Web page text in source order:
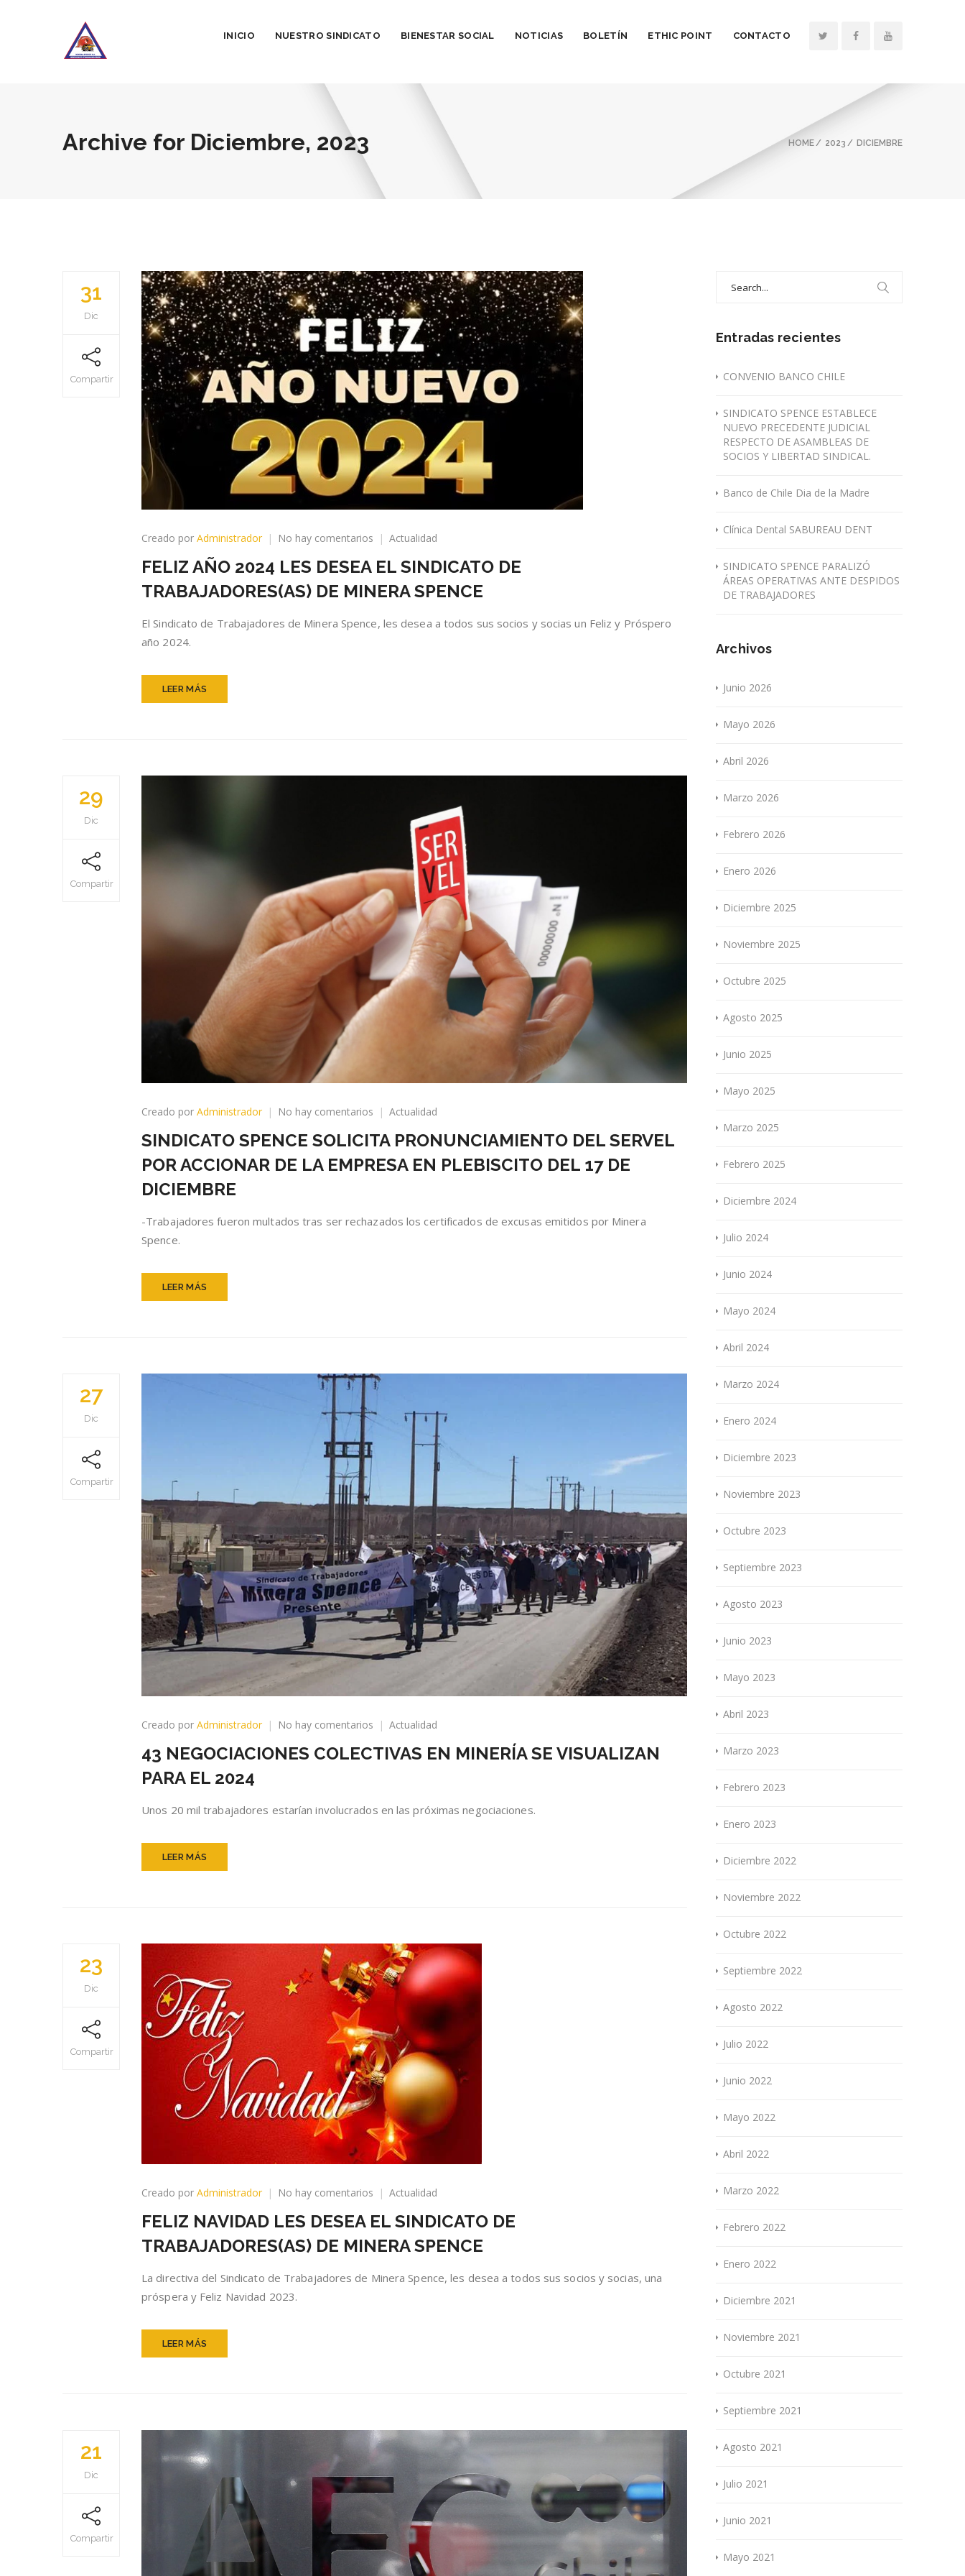
INICIO NUESTRO SINDICATO BIENESTAR SOCIAL NOTICIAS BOLETÍN ETHIC POINT CONTACTO
Archive for Diciembre, 2023 HOME 2023 DICIEMBRE
31
Dic
Compartir
Creado por Administrador No hay comentarios
en
AÑO
LES
EL
Actualidad
FELIZ AÑO 2024 LES DESEA EL SINDICATO DE
TRABAJADORES(AS) DE MINERA SPENCE
El Sindicato de Trabajadores de Minera Spence, les desea a todos sus socios y socias un Feliz y Próspero
año 2024.
LEER MÁS
29
Dic
Compartir
Creado por Administrador No hay comentarios
en
SPENCE
PRONUNCIAMIENTO
ACCIONAR
Actualidad
SINDICATO SPENCE SOLICITA PRONUNCIAMIENTO DEL SERVEL
POR ACCIONAR DE LA EMPRESA EN PLEBISCITO DEL 17 DE
DICIEMBRE
-Trabajadores fueron multados tras ser rechazados los certificados de excusas emitidos por Minera
Spence.
LEER MÁS
27
Dic
Compartir
Creado por Administrador No hay comentarios
en
NEGOCIACIONES
SE
Actualidad
43 NEGOCIACIONES COLECTIVAS EN MINERÍA SE VISUALIZAN
PARA EL 2024
Unos 20 mil trabajadores estarían involucrados en las próximas negociaciones.
LEER MÁS
23
Dic
Compartir
Creado por Administrador No hay comentarios
en
NAVIDAD
DESEA
SINDICATO
Actualidad
FELIZ NAVIDAD LES DESEA EL SINDICATO DE
TRABAJADORES(AS) DE MINERA SPENCE
La directiva del Sindicato de Trabajadores de Minera Spence, les desea a todos sus socios y socias, una
próspera y Feliz Navidad 2023.
LEER MÁS
21
Dic
Compartir
Entradas recientes
CONVENIO BANCO CHILE
SINDICATO SPENCE ESTABLECE
NUEVO PRECEDENTE JUDICIAL
RESPECTO DE ASAMBLEAS DE
SOCIOS Y LIBERTAD SINDICAL.
Banco de Chile Dia de la Madre
Clínica Dental SABUREAU DENT
SINDICATO SPENCE PARALIZÓ
ÁREAS OPERATIVAS ANTE DESPIDOS
DE TRABAJADORES
Archivos
Junio 2026
Mayo 2026
Abril 2026
Marzo 2026
Febrero 2026
Enero 2026
Diciembre 2025
Noviembre 2025
Octubre 2025
Agosto 2025
Junio 2025
Mayo 2025
Marzo 2025
Febrero 2025
Diciembre 2024
Julio 2024
Junio 2024
Mayo 2024
Abril 2024
Marzo 2024
Enero 2024
Diciembre 2023
Noviembre 2023
Octubre 2023
Septiembre 2023
Agosto 2023
Junio 2023
Mayo 2023
Abril 2023
Marzo 2023
Febrero 2023
Enero 2023
Diciembre 2022
Noviembre 2022
Octubre 2022
Septiembre 2022
Agosto 2022
Julio 2022
Junio 2022
Mayo 2022
Abril 2022
Marzo 2022
Febrero 2022
Enero 2022
Diciembre 2021
Noviembre 2021
Octubre 2021
Septiembre 2021
Agosto 2021
Julio 2021
Junio 2021
Mayo 2021